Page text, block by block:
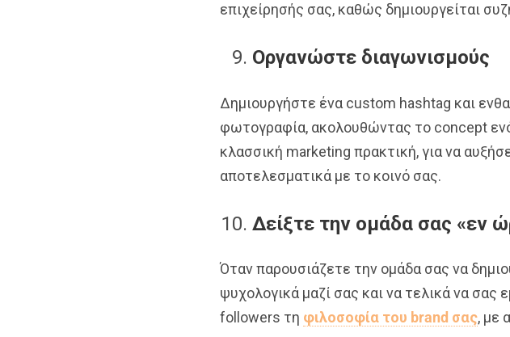
επιχείρησής σας, καθώς δημιουργείται
Οργανώστε διαγωνισμούς
Δημιουργήστε ένα custom hashtag και
φωτογραφία, ακολουθώντας το concept
κλασσική marketing πρακτική, για να
αποτελεσματικά με το κοινό σας.
Δείξτε την ομάδα σας «εν
Όταν παρουσιάζετε την ομάδα σας να
ψυχολογικά μαζί σας και να τελικά να
followers τη φιλοσοφία του brand σας, με